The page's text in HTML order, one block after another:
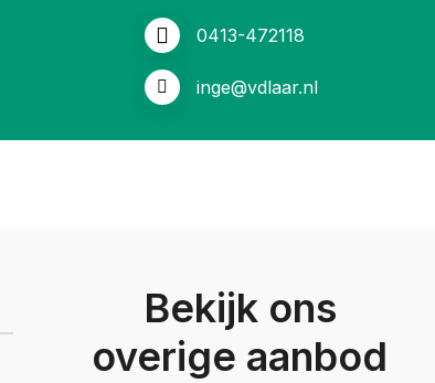
0413-472118
inge@vdlaar.nl
Bekijk ons
overige aanbod